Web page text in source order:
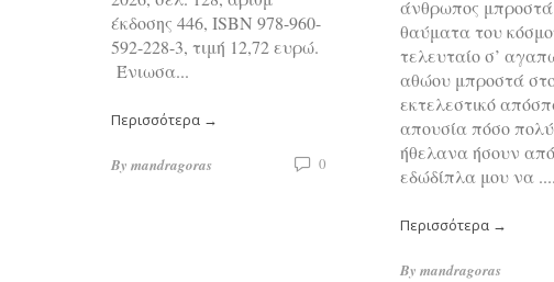
έκδοσης 446, ISBN 978-960-
592-228-3, τιμή 12,72 ευρώ.
Ένιωσα...
Περισσότερα →
Bymandragoras 0
άνθρωπος
θαύματα του
τελευταίο σ’
αθώου μπροστά
εκτελεστικό
απουσία πόσο
ήθελανα ήσουν
εδώδίπλα μου να
Περισσότερα →
Bymandragoras